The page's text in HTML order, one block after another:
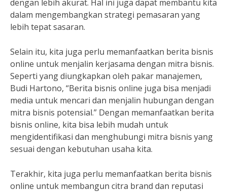
dengan lebih akurat. Hal ini juga dapat membantu kita
dalam mengembangkan strategi pemasaran yang
lebih tepat sasaran.
Selain itu, kita juga perlu memanfaatkan berita bisnis
online untuk menjalin kerjasama dengan mitra bisnis.
Seperti yang diungkapkan oleh pakar manajemen,
Budi Hartono, “Berita bisnis online juga bisa menjadi
media untuk mencari dan menjalin hubungan dengan
mitra bisnis potensial.” Dengan memanfaatkan berita
bisnis online, kita bisa lebih mudah untuk
mengidentifikasi dan menghubungi mitra bisnis yang
sesuai dengan kebutuhan usaha kita.
Terakhir, kita juga perlu memanfaatkan berita bisnis
online untuk membangun citra brand dan reputasi